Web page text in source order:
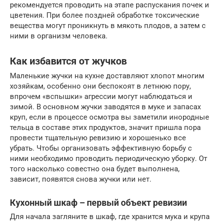
рекомендуется проводить на этапе распускания почек и
цветения. При более поздней обработке токсические
вещества могут проникнуть в мякоть плодов, а затем с
ними в организм человека.
Как избавится от жучков
Маленькие жучки на кухне доставляют хлопот многим
хозяйкам, особенно они беспокоят в летнюю пору,
впрочем «вспышки» агрессии могут наблюдаться и
зимой. В основном жучки заводятся в муке и запасах
круп, если в процессе осмотра вы заметили инородные
тельца в составе этих продуктов, значит пришла пора
провести тщательную ревизию и хорошенько все
убрать. Чтобы организовать эффективную борьбу с
ними необходимо проводить периодическую уборку. От
того насколько совестно она будет выполнена,
зависит, появятся снова жучки или нет.
Кухонный шкаф – первый объект ревизии
Для начала загляните в шкаф, где хранится мука и крупа